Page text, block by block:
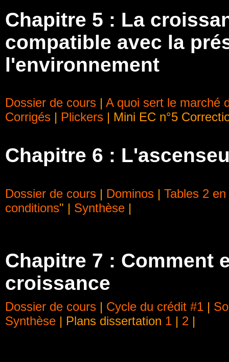
Chapitre 5 : La
compatible avec la
l'environnement
Dossier de cours | A quoi sert le marché
Corrigés | Plickers | Mini EC n°5
Chapitre 6 :
Dossier de cours | Dominos | Tables 2 en
conditions" | Synthèse |
Chapitre 7 : Comment
croissance
Dossier de cours | Cycle du crédit #1 |
Synthèse | Plans dissertation 1 | 2 |